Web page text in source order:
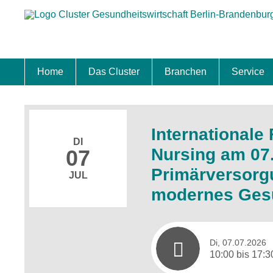
Home Das Cluster Branchen Service
DI
07
JUL
Internationale
Nursing am
modernes
Di, 07.07.2026
10:00 bis